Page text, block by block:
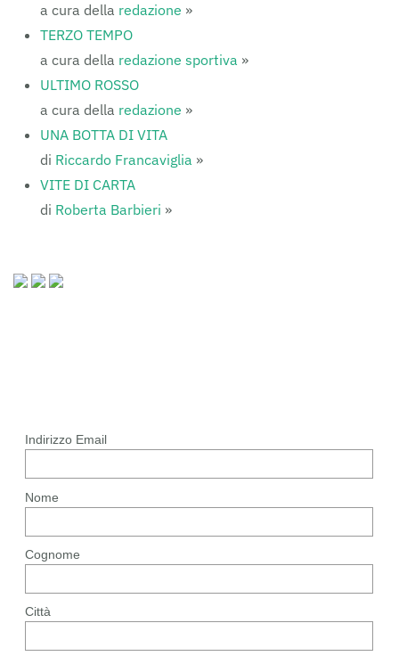
a cura della redazione »
TERZO TEMPO
a cura della redazione sportiva »
ULTIMO ROSSO
a cura della redazione »
UNA BOTTA DI VITA
di Riccardo Francaviglia »
VITE DI CARTA
di Roberta Barbieri »
Indirizzo Email
Nome
Cognome
Città